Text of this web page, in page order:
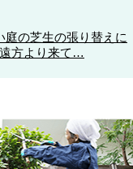
庭の芝生の張り替えに
方より来て…